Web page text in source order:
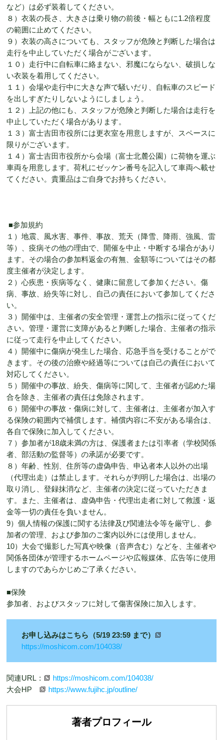
など）は必ず装着してください。
８）衣装の長さ、大きさは乗り物の前後・幅ともに1.2倍程度
の範囲に止めてください。
９）衣装の高さについても、スタッフが危険と判断した場合は
走行を中止していただく場合がございます。
１０）走行中に自転車に絡まない、邪魔にならない、破損しな
い衣装を着用してください。
１１）会場や走行中に大きな声で騒いだり、自転車のスピード
を出しすぎたりしないようにしましょう。
１２）上記の他にも、スタッフが危険と判断した場合は走行を
中止していただく場合があります。
１３）富士吉田市役所には更衣室を用意しますが、スペースに
限りがございます。
１４）富士吉田市役所から会場（富士北麓公園）に荷物を運ぶ
車両を用意します。荷札にゼッケン番号を記入して車両へ載せ
てください。貴重品はご自身でお持ちください。
■参加規約
１）地震、風水害、事件、事故、荒天（降雪、降雨、強風、雷
等）、疫病その他の理由で、開催を中止・中断する場合があり
ます。その場合の参加料返金の有無、金額等についてはその都
度主催者が決定します。
２）心疾患・疾病等なく、健康に留意して参加ください。傷
病、事故、紛失等に対し、自己の責任において参加してくださ
い。
３）開催中は、主催者の安全管理・運営上の指示に従ってくだ
さい。管理・運営に支障があると判断した場合、主催者の指示
に従って走行を中止してください。
４）開催中に傷病が発生した場合、応急手当を受けることがで
きます。その後の治療や経過等については自己の責任において
対応してください。
５）開催中の事故、紛失、傷病等に関して、主催者が認めた場
合を除き、主催者の責任は免除されます。
６）開催中の事故・傷病に対して、主催者は、主催者が加入す
る保険の範囲内で補償します。補償内容に不安がある場合は、
各自で保険に加入してください。
７）参加者が18歳未満の方は、保護者または引率者（学校関係
者、部活動の監督等）の承諾が必要です。
８）年齢、性別、住所等の虚偽申告、申込者本人以外の出場
（代理出走）は禁止します。それらが判明した場合は、出場の
取り消し、登録抹消など、主催者の決定に従っていただきま
す。また、主催者は、虚偽申告・代理出走者に対して救護・返
金等一切の責任を負いません。
9）個人情報の保護に関する法律及び関連法令等を厳守し、参
加者の管理、および参加のご案内以外には使用しません。
10）大会で撮影した写真や映像（音声含む）などを、主催者や
関係各団体が管理するホームページや広報媒体、広告等に使用
しますのであらかじめご了承ください。
■保険
参加者、およびスタッフに対して傷害保険に加入します。
お申し込みはこちら（5/19 23:59 まで）
https://moshicom.com/104038/
関連URL：
https://moshicom.com/104038/
大会HP
https://www.fujihc.jp/outline/
著者プロフィール